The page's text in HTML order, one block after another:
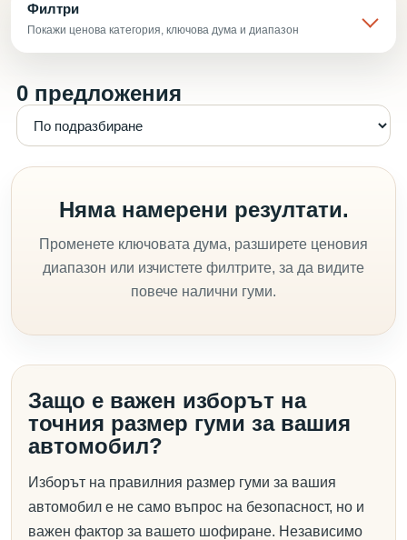
Филтри
Покажи ценова категория, ключова дума и диапазон
0 предложения
Няма намерени резултати.
Променете ключовата дума, разширете ценовия
диапазон или изчистете филтрите, за да видите
повече налични гуми.
Защо е важен изборът на
точния размер гуми за вашия
автомобил?
Изборът на правилния размер гуми за вашия
автомобил е не само въпрос на безопасност, но и
важен фактор за вашето шофиране. Независимо